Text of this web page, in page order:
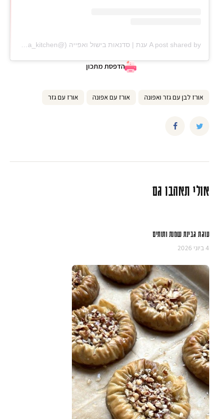
הדפסת מתכון
אורז לבן עם גזר ואפונה אורז עם אפונה אורז עם גזר
אולי תאהבו גם
עוגת גבינת שמנת ותותים
4 ביוני 2026